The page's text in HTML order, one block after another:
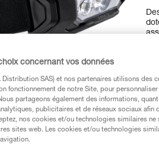
concernant vos données
Distribution SAS) et nos partenaires utilisons
fonctionnement de notre Site, pour
partageons également des informations,
publicitaires et de réseaux sociaux afin
nos cookies et/ou technologies similaires
sites web. Les cookies et/ou technologies